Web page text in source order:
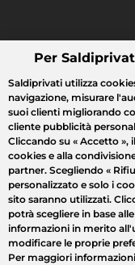
Cosa cerchi?
Tutte le vendite
Per
Saldiprivati utilizza
navigazione, misurare
suoi clienti migliorando
cliente pubblicità
Cliccando su « Accetto »,
cookies e alla
partner. Scegliendo «
personalizzato e solo i
sito saranno utilizzati.
potrà scegliere in base
informazioni in merito
modificare le proprie
Per maggiori